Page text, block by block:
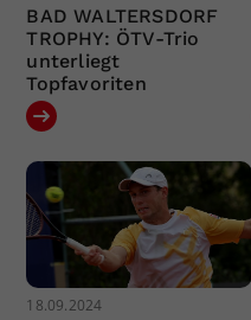
BAD WALTERSDORF
TROPHY: ÖTV-Trio
unterliegt
Topfavoriten
18.09.2024